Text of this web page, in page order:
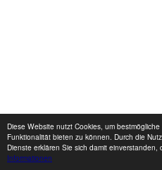
Diese Website nutzt Cookies, um bestmögliche
Funktionalität bieten zu können. Durch die
Dienste erklären Sie sich damit einverstanden,
Informationen